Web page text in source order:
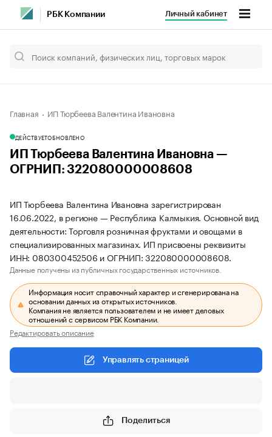
РБК Компании Личный кабинет
Главная ИП Тюрбеева Валентина Ивановна
ДЕЙСТВУЕТОБНОВЛЕНО
ИП Тюрбеева Валентина Ивановна —
ОГРНИП: 322080000008608
ИП Тюрбеева Валентина Ивановна зарегистрирован
16.06.2022, в регионе — Республика Калмыкия. Основной вид
деятельности: Торговля розничная фруктами и овощами в
специализированных магазинах. ИП присвоены реквизиты
ИНН: 080300452506 и ОГРНИП: 322080000008608.
Данные получены из публичных государственных источников.
Информация носит справочный характер и сгенерирована на
основании данных из открытых источников.
Компания не является пользователем и не имеет деловых
отношений с сервисом РБК Компании.
Редактировать описание
Управлять страницей
Поделиться